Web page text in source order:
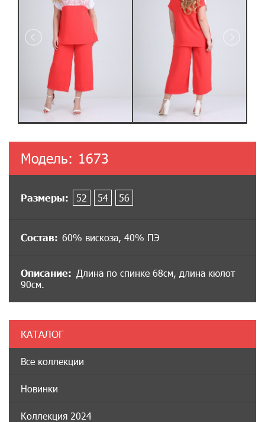
Модель: 1673
Размеры: 52 54 56
Состав: 60% вискоза, 40% ПЭ
Описание: Длина по спинке 68см, длина кюлот
90см.
КАТАЛОГ
Все коллекции
Новинки
Коллекция 2024